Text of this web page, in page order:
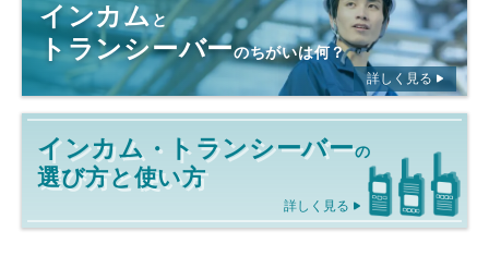
インカムと
トランシーバーのちがいは何？
詳しく見る
インカム ・ トランシーバーの
選び方と使い方
詳しく見る